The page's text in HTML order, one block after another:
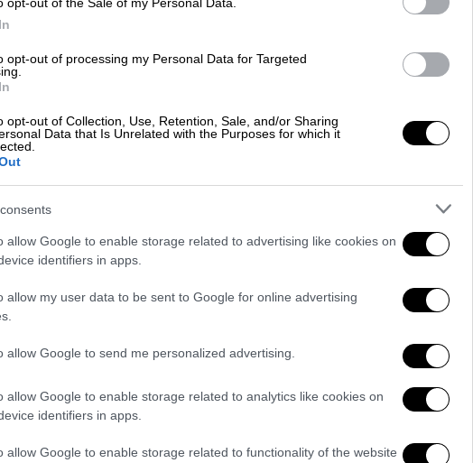
opt-out of processing my Personal Data for Targeted
opt-out of Collection, Use, Retention, Sale, and/or Sharing
Data that Is Unrelated with the Purposes for which it
allow Google to enable storage related to advertising like cookies on
identifiers in apps.
allow my user data to be sent to Google for online advertising
allow Google to send me personalized advertising.
allow Google to enable storage related to analytics like cookies on
identifiers in apps.
allow Google to enable storage related to functionality of the website
το ΕΘΝΟΣ στη Google
«καταστροφική απάντηση» στιςισραηλινές
ιρανικού εδάφους από την
«δεν θα είναι πλέον κατοικήσιμο».
των γενναίων Ιρανών μαχητών
κατεχόμενων εδαφών
των ενόπλων δυνάμεων.
ΥΠΕΞ με φόντο τις εξελίξεις στη
σίγουρα δεν θα είναι πλέον κατοικήσιμα
την ασφάλεια», τόνισε σε